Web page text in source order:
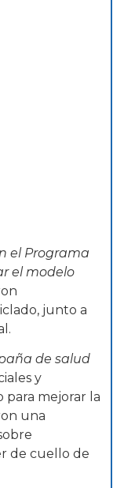
el Programa
el modelo
junto a
de salud
y
mejorar la
una
de cuello de